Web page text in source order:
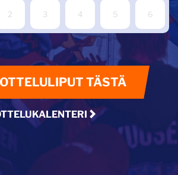
2 3 4 5 6
TÄSTÄ